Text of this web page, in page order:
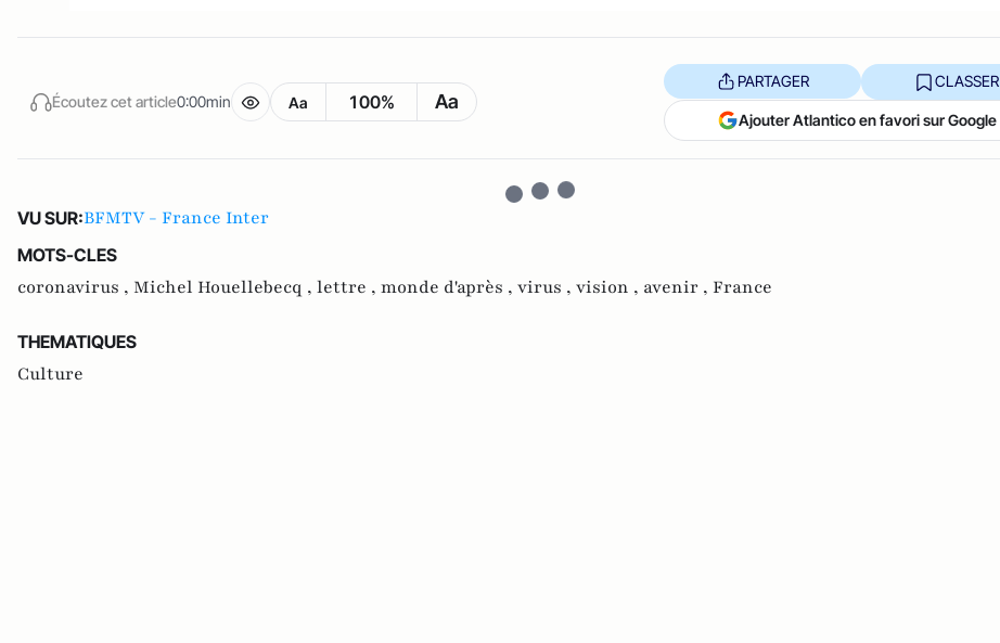
Écoutez cet article0:00min Aa 100% Aa
PARTAGER CLASSER
Ajouter Atlantico en favori sur Google
VU SUR:BFMTV - France Inter
MOTS-CLES
coronavirus , Michel Houellebecq , lettre , monde d'après , virus , vision , avenir , France
THEMATIQUES
Culture